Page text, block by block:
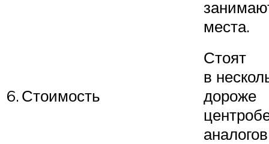
места.
6.Стоимость
Стоят
в
дороже